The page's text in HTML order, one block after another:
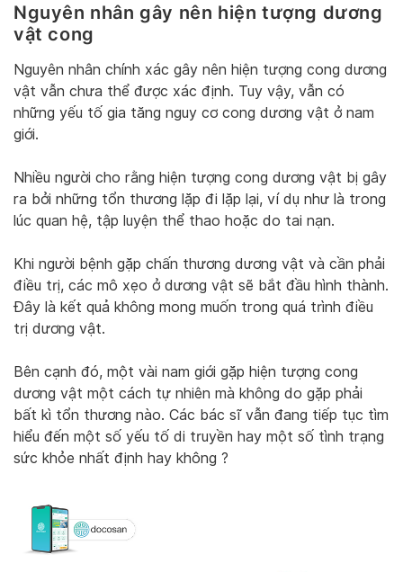
Nguyên nhân gây nên hiện tượng dương
vật cong
Nguyên nhân chính xác gây nên hiện tượng cong dương
vật vẫn chưa thể được xác định. Tuy vậy, vẫn có
những yếu tố gia tăng nguy cơ cong dương vật ở nam
giới.
Nhiều người cho rằng hiện tượng cong dương vật bị gây
ra bởi những tổn thương lặp đi lặp lại, ví dụ như là trong
lúc quan hệ, tập luyện thể thao hoặc do tai nạn.
Khi người bệnh gặp chấn thương dương vật và cần phải
điều trị, các mô xẹo ở dương vật sẽ bắt đầu hình thành.
Đây là kết quả không mong muốn trong quá trình điều
trị dương vật.
Bên cạnh đó, một vài nam giới gặp hiện tượng cong
dương vật một cách tự nhiên mà không do gặp phải
bất kì tổn thương nào. Các bác sĩ vẫn đang tiếp tục tìm
hiểu đến một số yếu tố di truyền hay một số tình trạng
sức khỏe nhất định hay không ?